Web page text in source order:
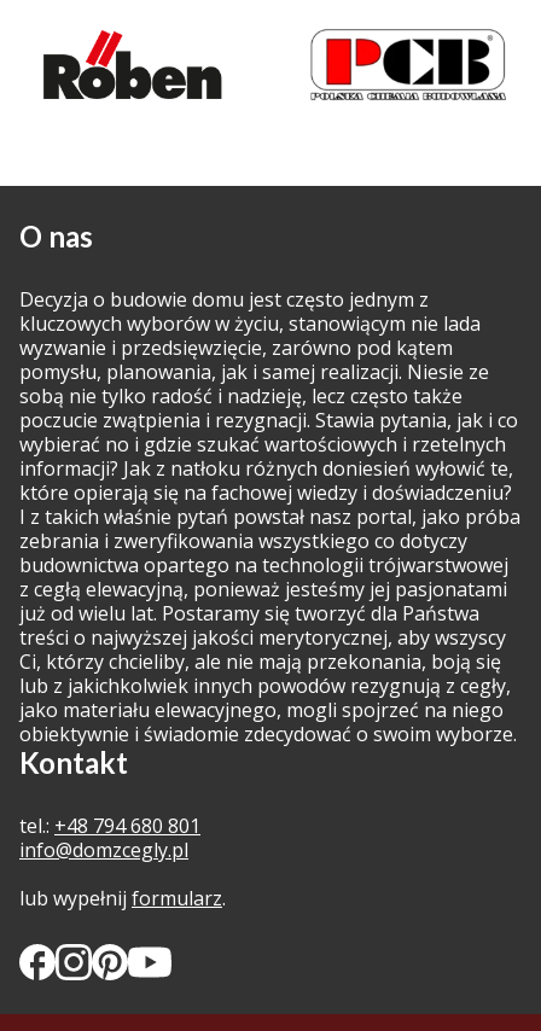
Kontakt
tel.: +48 794 680 801
info@domzcegly.pl
lub wypełnij formularz.
O nas
Decyzja o budowie domu jest często jednym z
kluczowych wyborów w życiu, stanowiącym nie lada
wyzwanie i przedsięwzięcie, zarówno pod kątem
pomysłu, planowania, jak i samej realizacji. Niesie ze
sobą nie tylko radość i nadzieję, lecz często także
poczucie zwątpienia i rezygnacji. Stawia pytania, jak i co
wybierać no i gdzie szukać wartościowych i rzetelnych
informacji? Jak z natłoku różnych doniesień wyłowić te,
które opierają się na fachowej wiedzy i doświadczeniu?
I z takich właśnie pytań powstał nasz portal, jako próba
zebrania i zweryfikowania wszystkiego co dotyczy
budownictwa opartego na technologii trójwarstwowej
z cegłą elewacyjną, ponieważ jesteśmy jej pasjonatami
już od wielu lat. Postaramy się tworzyć dla Państwa
treści o najwyższej jakości merytorycznej, aby wszyscy
Ci, którzy chcieliby, ale nie mają przekonania, boją się
lub z jakichkolwiek innych powodów rezygnują z cegły,
jako materiału elewacyjnego, mogli spojrzeć na niego
obiektywnie i świadomie zdecydować o swoim wyborze.